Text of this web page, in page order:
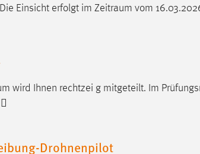
Einsicht erfolgt im Zeitraum vom
wird Ihnen rechtzei g mitgeteilt. Im
Drohnenpilot
um die Chatfunktion
können.
mibew_locale = 3